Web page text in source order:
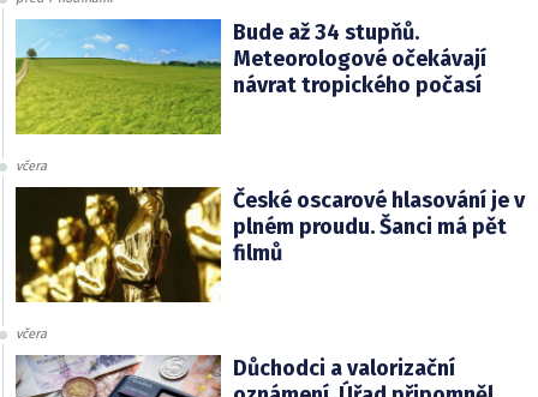
Bude až 34 stupňů.
Meteorologové očekávají
návrat tropického počasí
včera
České oscarové hlasování je v
plném proudu. Šanci má pět
filmů
včera
Důchodci a valorizační